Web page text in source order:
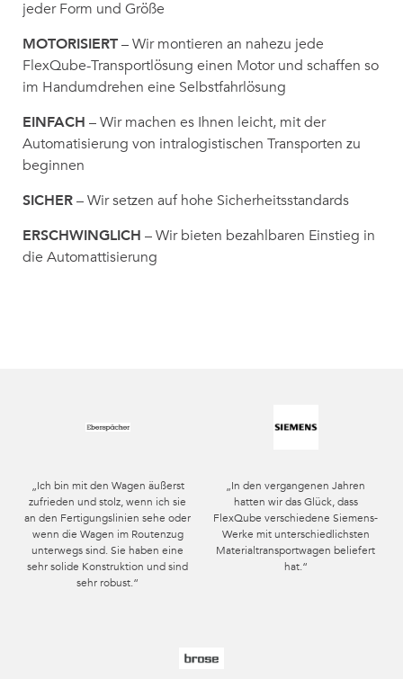
jeder Form und Größe
MOTORISIERT– Wir montieren an nahezu jede
FlexQube-Transportlösung einen Motor und schaffen so
im Handumdrehen eine Selbstfahrlösung
EINFACH – Wir machen es Ihnen leicht, mit der
Automatisierung von intralogistischen Transporten zu
beginnen
SICHER– Wir setzen auf hohe Sicherheitsstandards
ERSCHWINGLICH – Wir bieten bezahlbaren Einstieg in
die Automattisierung
„Ich bin mit den Wagen äußerst
zufrieden und stolz, wenn ich sie
an den Fertigungslinien sehe oder
wenn die Wagen im Routenzug
unterwegs sind. Sie haben eine
sehr solide Konstruktion und sind
sehr robust.“
„In den vergangenen Jahren
hatten wir das Glück, dass
FlexQube verschiedene Siemens-
Werke mit unterschiedlichsten
Materialtransportwagen beliefert
hat.“